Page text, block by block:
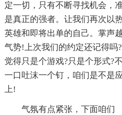
定一切，只有不断寻找机会，
是真正的强者。让我们再次以
英雄和即将出单的自己。掌声
气势!上次我们的约定还记得吗
觉得只是个游戏?只是个形式?
一口吐沫一个钉，咱们是不是
上!
气氛有点紧张，下面咱们